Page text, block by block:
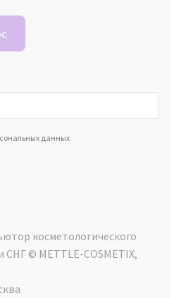
данных
косметологического
СНГ ©️ METTLE-COSMETIX,